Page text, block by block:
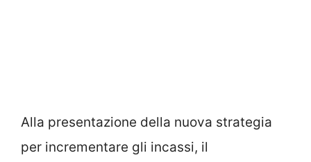
Alla presentazione della nuova strategia
per incrementare gli incassi, il